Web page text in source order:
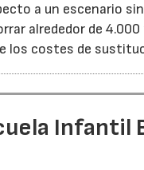
a un escenario
alrededor de
los costes de
Infantil